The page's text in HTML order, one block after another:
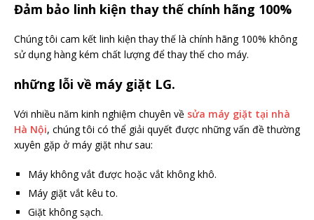
Đảm bảo linh kiện thay thế chính hãng 100%
Chúng tôi cam kết linh kiện thay thế là chính hãng 100% không
sử dụng hàng kém chất lượng để thay thế cho máy.
những lỗi về máy giặt LG.
Với nhiều năm kinh nghiệm chuyên về sửa máy giặt tại nhà
Hà Nội, chúng tôi có thể giải quyết được những vấn đề thường
xuyên gặp ở máy giặt như sau:
Máy không vắt được hoặc vắt không khô.
Máy giặt vắt kêu to.
Giặt không sạch.